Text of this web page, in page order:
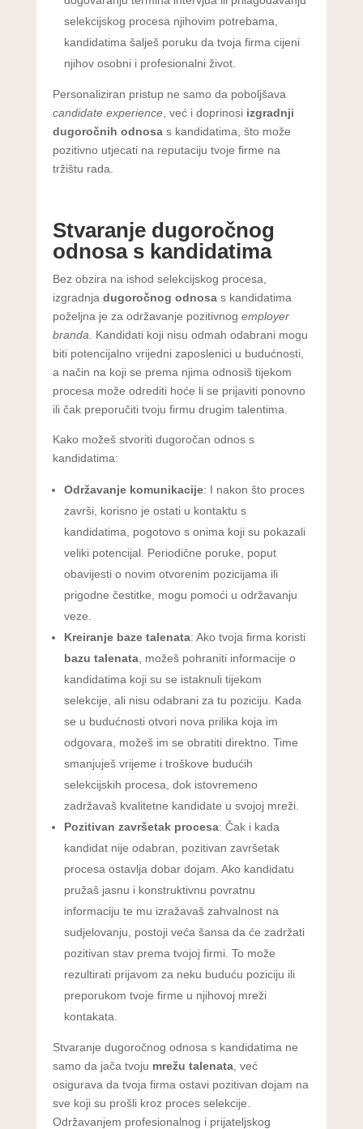
selekcijskog procesa njihovim potrebama,
kandidatima šalješ poruku da tvoja firma cijeni
njihov osobni i profesionalni život.
Personaliziran pristup ne samo da poboljšava
candidate experience, već i doprinosi izgradnji
dugoročnih odnosas kandidatima, što može
pozitivno utjecati na reputaciju tvoje firme na
tržištu rada.
Stvaranje dugoročnog
odnosa s kandidatima
Bez obzira na ishod selekcijskog procesa,
izgradnja dugoročnog odnosas kandidatima
poželjna je za održavanje pozitivnog employer
branda . Kandidati koji nisu odmah odabrani mogu
biti potencijalno vrijedni zaposlenici u budućnosti,
a način na koji se prema njima odnosiš tijekom
procesa može odrediti hoće li se prijaviti ponovno
ili čak preporučiti tvoju firmu drugim talentima.
Kako možeš stvoriti dugoročan odnos s
kandidatima:
Održavanje komunikacije: I nakon što proces
završi, korisno je ostati u kontaktu s
kandidatima, pogotovo s onima koji su pokazali
veliki potencijal. Periodične poruke, poput
obavijesti o novim otvorenim pozicijama ili
prigodne čestitke, mogu pomoći u održavanju
veze.
Kreiranje baze talenata: Ako tvoja firma koristi
bazu talenata, možeš pohraniti informacije o
kandidatima koji su se istaknuli tijekom
selekcije, ali nisu odabrani za tu poziciju. Kada
se u budućnosti otvori nova prilika koja im
odgovara, možeš im se obratiti direktno. Time
smanjuješ vrijeme i troškove budućih
selekcijskih procesa, dok istovremeno
zadržavaš kvalitetne kandidate u svojoj mreži.
Pozitivan završetak procesa: Čak i kada
kandidat nije odabran, pozitivan završetak
procesa ostavlja dobar dojam. Ako kandidatu
pružaš jasnu i konstruktivnu povratnu
informaciju te mu izražavaš zahvalnost na
sudjelovanju, postoji veća šansa da će zadržati
pozitivan stav prema tvojoj firmi. To može
rezultirati prijavom za neku buduću poziciju ili
preporukom tvoje firme u njihovoj mreži
kontakata.
Stvaranje dugoročnog odnosa s kandidatima ne
samo da jača tvoju mrežu talenata, već
osigurava da tvoja firma ostavi pozitivan dojam na
sve koji su prošli kroz proces selekcije.
Održavanjem profesionalnog i prijateljskog